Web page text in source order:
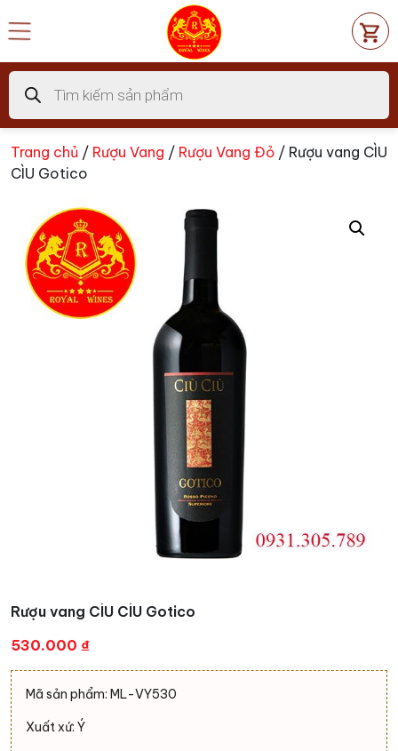
đến
dung
Tìm
kiếm
sản
phẩm
Trang chủ / Rượu Vang / Rượu Vang Đỏ / Rượu vang CÌU
CÌU Gotico
Rượu vang CÌU CÌU Gotico
530.000 ₫
Mã sản phẩm: ML-VY530
Xuất xứ: Ý